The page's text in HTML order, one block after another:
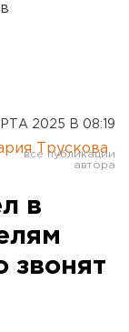
2025 В 08:19
Трускова
в
звонят